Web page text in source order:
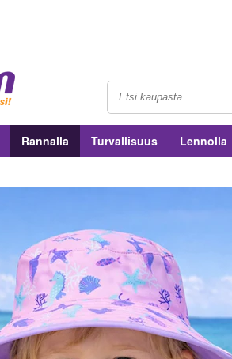
Rannalla Turvallisuus Lennolla